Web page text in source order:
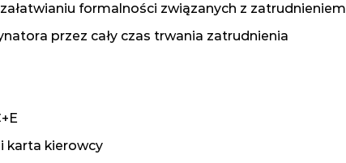
formalności związanych z zatrudnieniem
przez cały czas trwania zatrudnienia
karta kierowcy